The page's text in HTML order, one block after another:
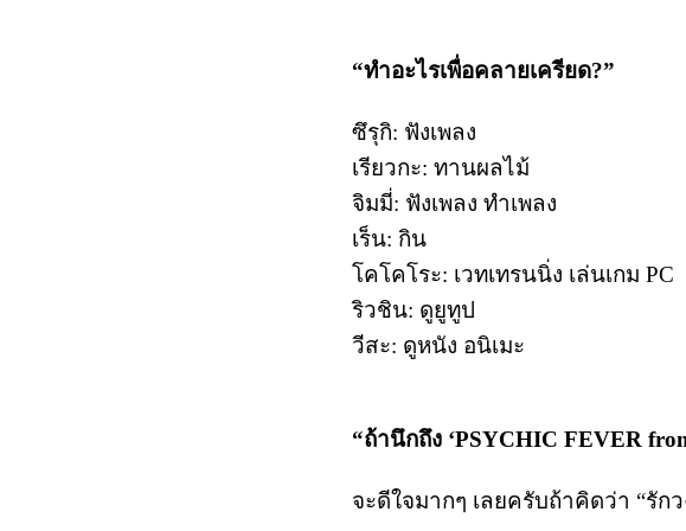
“ทำอะไรเพื่อคลายเครียด?”
ซึรุกิ: ฟังเพลง
เรียวกะ: ทานผลไม้
จิมมี่: ฟังเพลง ทำเพลง
เร็น: กิน
โคโคโระ: เวทเทรนนิ่ง เล่นเกม PC
ริวชิน: ดูยูทูป
วีสะ: ดูหนัง อนิเมะ
“ถ้านึกถึง ‘PSYCHIC FEVER
จะดีใจมากๆ เลยครับถ้าคิดว่า “รัก